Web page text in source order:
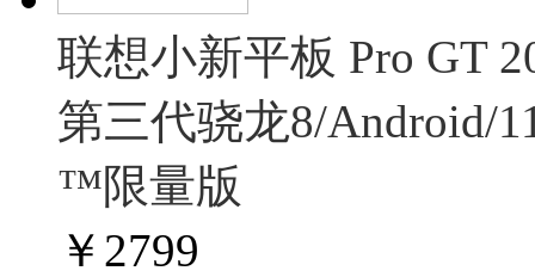
联想小新平板 Pro GT
第三代骁龙8/Android/
™限量版
￥ 2799